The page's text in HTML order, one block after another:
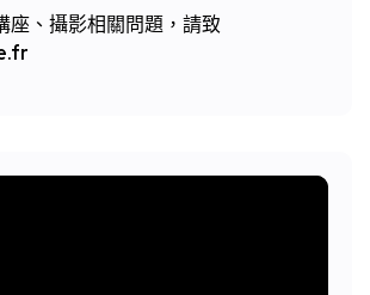
座、攝影相關問題，請致